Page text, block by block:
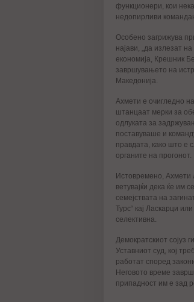
функционери, кои
недопирливи
Особено загрижува
најави, „да излезат
економија, Крешник
завршувањето на
Македонија.
Ахмети е очигледно
штанцаат мерки за
одлуката за
поставуваше и
правдата, како што е
органите на прогонот.
Истовремено, Ахмети
ветувајќи дека ќе им
семејствата на
Турс“ кај Ласкарци
селективна.
Демократскиот сојуз
Уставниот суд, кој
работат според
Неговото време
припадност им е зад